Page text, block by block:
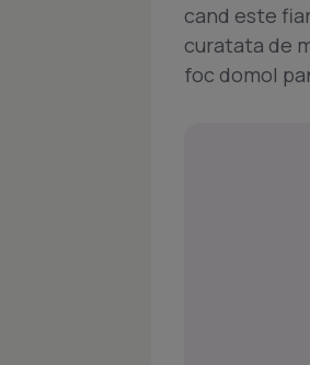
cand este
curatata de
foc domol